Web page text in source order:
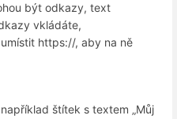
být odkazy, text
vkládáte,
https://, aby na ně
štítek s textem „Můj